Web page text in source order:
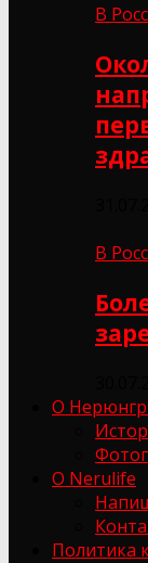
В
В
О
О Nerulife
Политика